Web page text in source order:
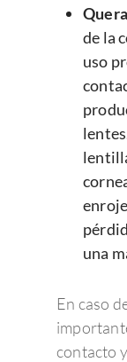
de la
uso
una
En caso
contacto